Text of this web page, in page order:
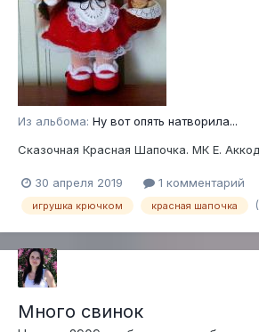
Из альбома: Ну вот опять натворила...
Сказочная Красная Шапочка. МК Е.
30 апреля 2019 1 комментарий
игрушка крючком красная шапочка
Много свинок